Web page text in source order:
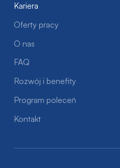
Kariera
Oferty pracy
O nas
FAQ
Rozwój i benefity
Program poleceń
Kontakt